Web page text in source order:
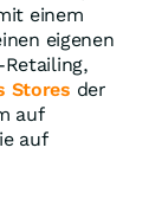
einem
eigenen
Retailing,
Stores der
auf
auf